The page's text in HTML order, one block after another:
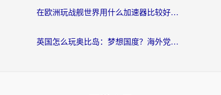
在欧洲玩战舰世界用什么加速器比较好用？老玩家亲测有效的低延迟方案
英国怎么玩奥比岛：梦想国度？海外党不卡攻略+加速器选择秘籍